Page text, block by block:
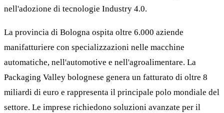
nell'adozione di tecnologie Industry 4.0.
La provincia di Bologna ospita oltre 6.000 aziende
manifatturiere con specializzazioni nelle macchine
automatiche, nell'automotive e nell'agroalimentare. La
Packaging Valley bolognese genera un fatturato di oltre 8
miliardi di euro e rappresenta il principale polo mondiale del
settore. Le imprese richiedono soluzioni avanzate per il